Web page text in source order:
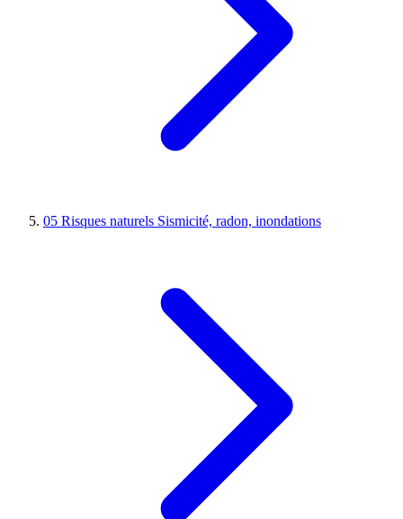
05 Risques naturels Sismicité, radon, inondations